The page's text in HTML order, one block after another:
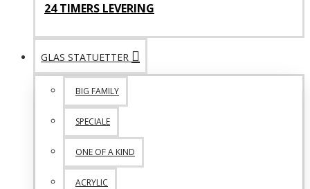
24 TIMERS LEVERING
GLAS STATUETTER
BIG FAMILY
SPECIALE
ONE OF A KIND
ACRYLIC